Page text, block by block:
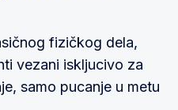
fizičkog dela,
vezani iskljucivo za
samo pucanje u metu